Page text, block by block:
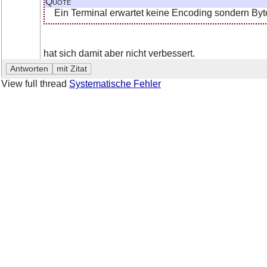
Ein Terminal erwartet keine Encoding sondern
hat sich damit aber nicht verbessert.
View full thread Systematische Fehler